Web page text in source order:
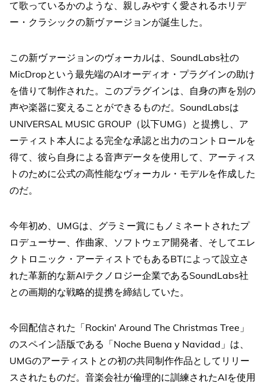
て歌っているかのような、親しみやすく愛されるホリデ
ー・クラシックの新ヴァージョンが誕生した。
この新ヴァージョンのヴォーカルは、SoundLabs社の
MicDropという最先端のAIオーディオ・プラグインの助け
を借りて制作された。このプラグインは、自身の声を別の
声や楽器に変えることができるものだ。SoundLabsは
UNIVERSAL MUSIC GROUP（以下UMG）と提携し、ア
ーティスト本人による完全な承認と出力のコントロールを
得て、彼ら自身による音声データを使用して、アーティス
トのために公式の高性能なヴォーカル・モデルを作成した
のだ。
今年初め、UMGは、グラミー賞にもノミネートされたプ
ロデューサー、作曲家、ソフトウェア開発者、そしてエレ
クトロニック・アーティストでもあるBTによって設立さ
れた革新的な新AIテクノロジー企業であるSoundLabs社
との画期的な戦略的提携を締結していた。
今回配信された「Rockin' Around The Christmas Tree」
のスペイン語版である「Noche Buena y Navidad」は、
UMGのアーティストとの初の共同制作作品としてリリー
スされたものだ。音楽会社が倫理的に訓練されたAIを使用